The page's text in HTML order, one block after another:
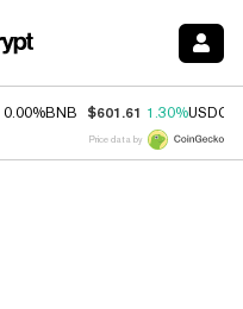
0.00%BNB $601.61 1.30%USDC
Price data by